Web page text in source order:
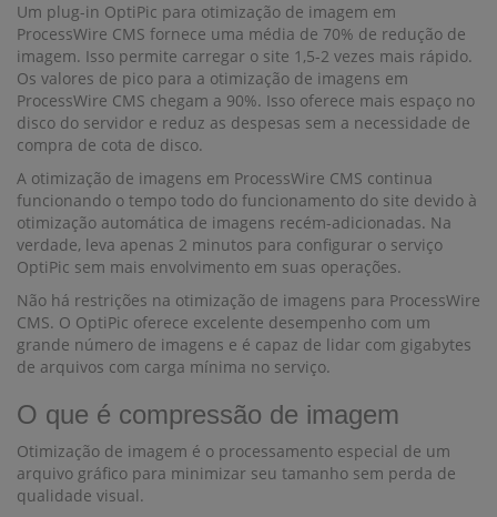
Um plug-in OptiPic para otimização de imagem em
ProcessWire CMS fornece uma média de 70% de redução de
imagem. Isso permite carregar o site 1,5-2 vezes mais rápido.
Os valores de pico para a otimização de imagens em
ProcessWire CMS chegam a 90%. Isso oferece mais espaço no
disco do servidor e reduz as despesas sem a necessidade de
compra de cota de disco.
A otimização de imagens em ProcessWire CMS continua
funcionando o tempo todo do funcionamento do site devido à
otimização automática de imagens recém-adicionadas. Na
verdade, leva apenas 2 minutos para configurar o serviço
OptiPic sem mais envolvimento em suas operações.
Não há restrições na otimização de imagens para ProcessWire
CMS. O OptiPic oferece excelente desempenho com um
grande número de imagens e é capaz de lidar com gigabytes
de arquivos com carga mínima no serviço.
O que é compressão de imagem
Otimização de imagem é o processamento especial de um
arquivo gráfico para minimizar seu tamanho sem perda de
qualidade visual.